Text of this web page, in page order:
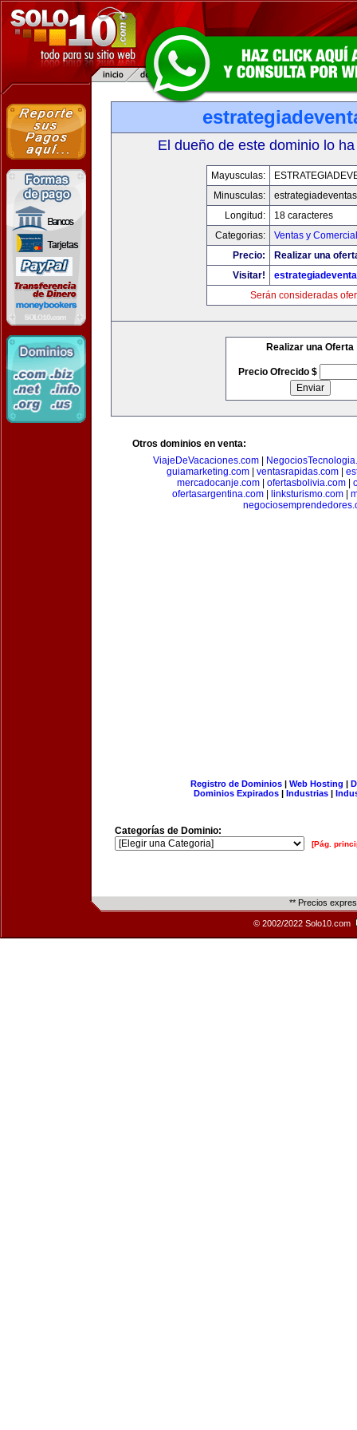
El dueño de este dominio lo
Mayusculas:
Minusculas:
Longitud:
18 caracteres
Categorias:
Ventas y
Precio:
Realizar una
Visitar!
Serán consideradas
Realizar una Oferta
Precio Ofrecido $
Otros dominios en venta:
ViajeDeVacaciones.com
guiamarketing.com| ventasrapidas.com|
mercadocanje.com
ofertasbolivia.com
ofertasargentina.com| linksturismo.com|
Registro de Dominios| Web Hosting |
Dominios Expirados | Industrias |
Categorías de Dominio:
[Pág.
** Precios
© 2002/2022 Solo10.com